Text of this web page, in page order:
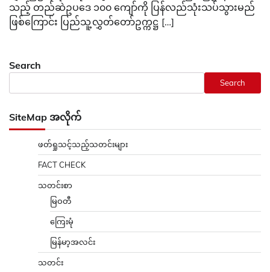
သည့် တည်ဆဲဥပဒေ ၁၀၀ ကျော်ကို ပြန်လည်သုံးသပ်သွားမည်
ဖြစ်ကြောင်း ပြည်သူ့လွှတ်တော်ဥက္ကဋ္ဌ […]
Search
Search
SiteMap အလိုက်
ဖတ်ရှုသင့်သည့်သတင်းများ
FACT CHECK
သတင်းစာ
မြဝတီ
ကြေးမုံ
မြန်မာ့အလင်း
သတင်း